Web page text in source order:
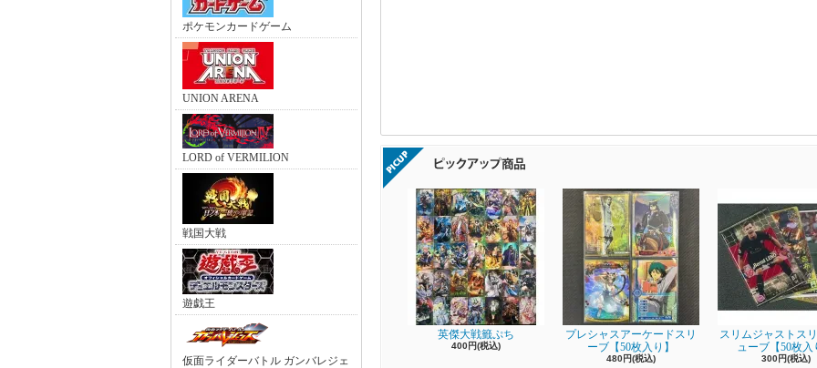
ポケモンカードゲーム
UNION ARENA
LORD of VERMILION
戦国大戦
遊戯王
仮面ライダーバトル ガンバレジェ
英傑大戦籤ぷち
400円(税込)
プレシャスアーケードスリ
ーブ【50枚入り】
480円(税込)
スリムジャストス
ューブ【50枚入
300円(税込)